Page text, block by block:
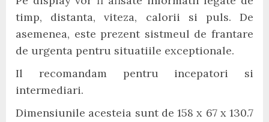
timp, distanta, viteza, calorii si puls. De
asemenea, este prezent sistmeul de frantare
de urgenta pentru situatiile exceptionale.
Il recomandam pentru incepatori si
intermediari.
Dimensiunile acesteia sunt de 158 x 67 x 130.7